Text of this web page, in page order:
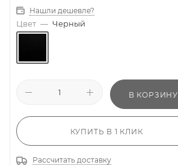
Нашли дешевле?
Цвет — Черный
В КОРЗИНУ
КУПИТЬ В 1 КЛИК
Рассчитать доставку